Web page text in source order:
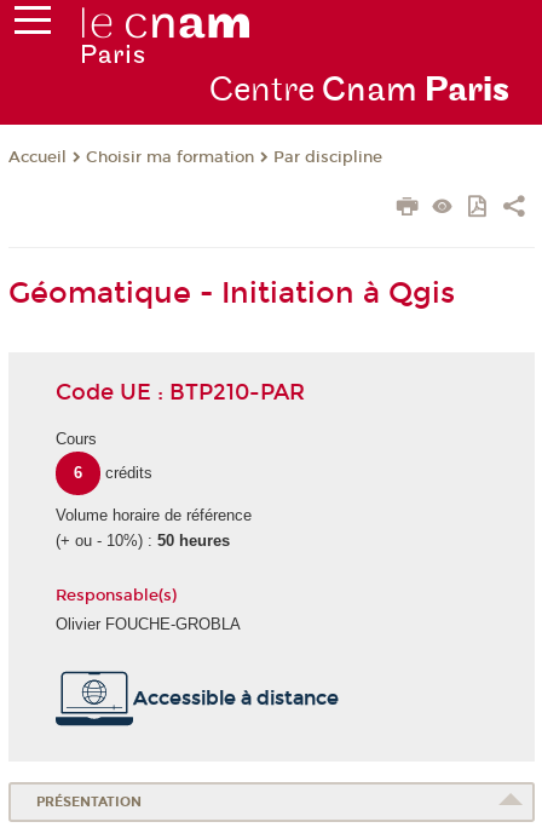
Centre Cnam Paris
Accueil Choisir ma formation Par discipline
Géomatique - Initiation à Qgis
Code UE : BTP210-PAR
Cours
6
crédits
Volume horaire de référence
(+ ou - 10%) : 50 heures
Responsable(s)
Olivier FOUCHE-GROBLA
Accessible à distance
PRÉSENTATION